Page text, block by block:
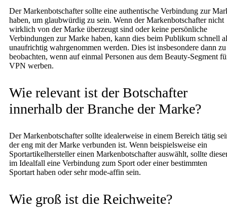
Der Markenbotschafter sollte eine authentische Verbindung zur
haben, um glaubwürdig zu sein. Wenn der Markenbotschafter nicht
wirklich von der Marke überzeugt sind oder keine persönliche
Verbindungen zur Marke haben, kann dies beim Publikum schnell
unaufrichtig wahrgenommen werden. Dies ist insbesondere dann zu
beobachten, wenn auf einmal Personen aus dem Beauty-Segment
VPN werben.
Wie relevant ist der Botschafter
innerhalb der Branche der Marke?
Der Markenbotschafter sollte idealerweise in einem Bereich tätig
der eng mit der Marke verbunden ist. Wenn beispielsweise ein
Sportartikelhersteller einen Markenbotschafter auswählt, sollte
im Idealfall eine Verbindung zum Sport oder einer bestimmten
Sportart haben oder sehr mode-affin sein.
Wie groß ist die Reichweite?